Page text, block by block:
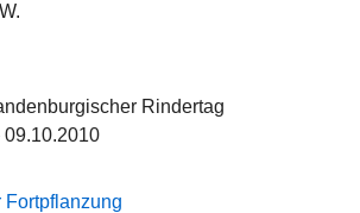
Rindertag
09.10.2010
Fortpflanzung